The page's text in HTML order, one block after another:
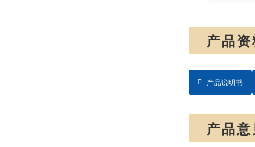
产品
产品说明书
产品